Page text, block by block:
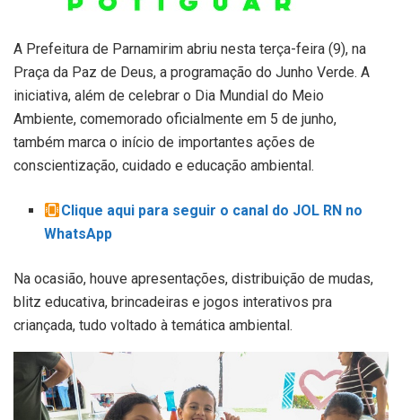
A Prefeitura de Parnamirim abriu nesta terça-feira (9), na
Praça da Paz de Deus, a programação do Junho Verde. A
iniciativa, além de celebrar o Dia Mundial do Meio
Ambiente, comemorado oficialmente em 5 de junho,
também marca o início de importantes ações de
conscientização, cuidado e educação ambiental.
Clique aqui para seguir o canal do JOL RN no
WhatsApp
Na ocasião, houve apresentações, distribuição de mudas,
blitz educativa, brincadeiras e jogos interativos pra
criançada, tudo voltado à temática ambiental.